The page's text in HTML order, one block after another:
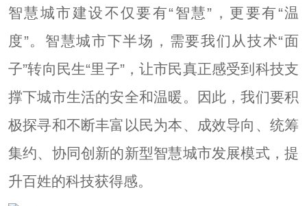
智慧城市建设不仅要有“智慧”，更要有“温
度”。智慧城市下半场，需要我们从技术“面
子”转向民生“里子”，让市民真正感受到科技支
撑下城市生活的安全和温暖。因此，我们要积
极探寻和不断丰富以民为本、成效导向、统筹
集约、协同创新的新型智慧城市发展模式，提
升百姓的科技获得感。